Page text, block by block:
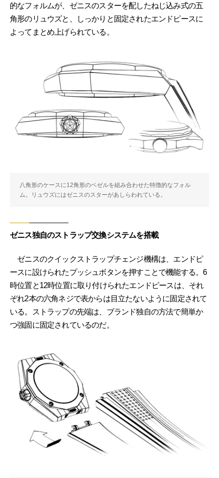
的なフォルムが、ゼニスのスターを配したねじ込み式の五
角形のリュウズと、しっかりと固定されたエンドピースに
よってまとめ上げられている。
八角形のケースに12角形のベゼルを組み合わせた特徴的なフォル
ム。リュウズにはゼニスのスターがあしらわれている。
ゼニス独自のストラップ交換システムを搭載
ゼニスのクイックストラップチェンジ機構は、エンドピ
ースに設けられたプッシュボタンを押すことで機能する。6
時位置と12時位置に取り付けられたエンドピースは、それ
ぞれ2本の六角ネジで表からは目立たないように固定されて
いる。ストラップの先端は、ブランド独自の方法で簡単か
つ強固に固定されているのだ。